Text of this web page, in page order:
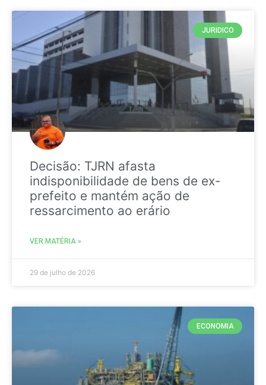
JURIDICO
Decisão: TJRN afasta
indisponibilidade de bens de ex-
prefeito e mantém ação de
ressarcimento ao erário
VER MATÉRIA »
29 de julho de 2026
ECONOMIA